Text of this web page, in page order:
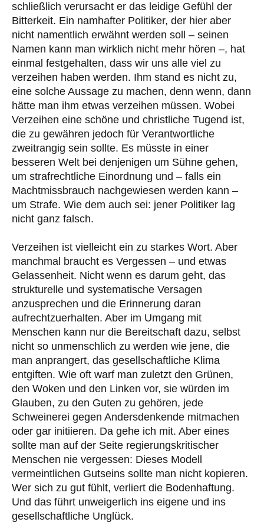
schließlich verursacht er das leidige Gefühl der
Bitterkeit. Ein namhafter Politiker, der hier aber
nicht namentlich erwähnt werden soll – seinen
Namen kann man wirklich nicht mehr hören –, hat
einmal festgehalten, dass wir uns alle viel zu
verzeihen haben werden. Ihm stand es nicht zu,
eine solche Aussage zu machen, denn wenn, dann
hätte man ihm etwas verzeihen müssen. Wobei
Verzeihen eine schöne und christliche Tugend ist,
die zu gewähren jedoch für Verantwortliche
zweitrangig sein sollte. Es müsste in einer
besseren Welt bei denjenigen um Sühne gehen,
um strafrechtliche Einordnung und – falls ein
Machtmissbrauch nachgewiesen werden kann –
um Strafe. Wie dem auch sei: jener Politiker lag
nicht ganz falsch.
Verzeihen ist vielleicht ein zu starkes Wort. Aber
manchmal braucht es Vergessen – und etwas
Gelassenheit. Nicht wenn es darum geht, das
strukturelle und systematische Versagen
anzusprechen und die Erinnerung daran
aufrechtzuerhalten. Aber im Umgang mit
Menschen kann nur die Bereitschaft dazu, selbst
nicht so unmenschlich zu werden wie jene, die
man anprangert, das gesellschaftliche Klima
entgiften. Wie oft warf man zuletzt den Grünen,
den Woken und den Linken vor, sie würden im
Glauben, zu den Guten zu gehören, jede
Schweinerei gegen Andersdenkende mitmachen
oder gar initiieren. Da gehe ich mit. Aber eines
sollte man auf der Seite regierungskritischer
Menschen nie vergessen: Dieses Modell
vermeintlichen Gutseins sollte man nicht kopieren.
Wer sich zu gut fühlt, verliert die Bodenhaftung.
Und das führt unweigerlich ins eigene und ins
gesellschaftliche Unglück.